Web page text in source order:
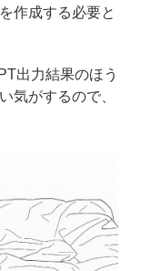
作成する必要と
出力結果のほう
気がするので、